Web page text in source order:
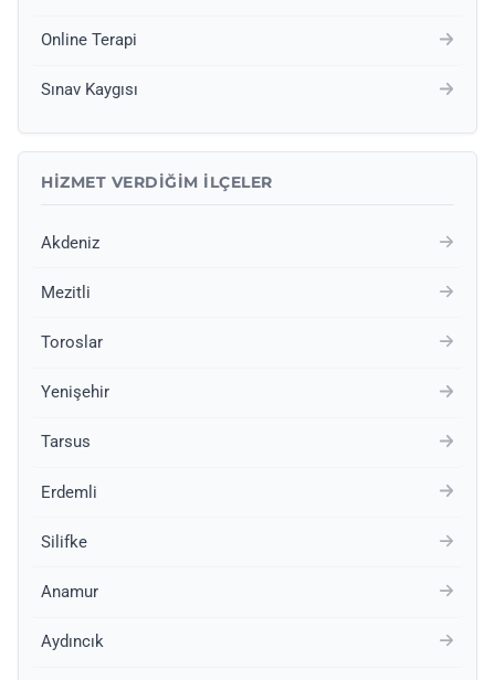
Online Terapi
Sınav Kaygısı
HIZMET VERDIĞIM İLÇELER
Akdeniz
Mezitli
Toroslar
Yenişehir
Tarsus
Erdemli
Silifke
Anamur
Aydıncık